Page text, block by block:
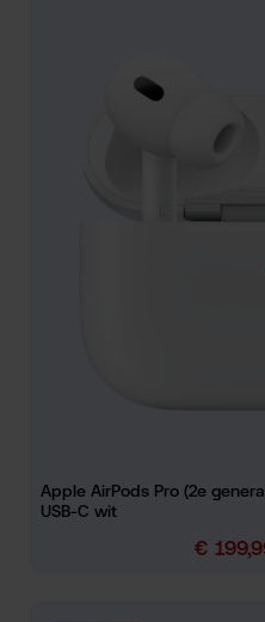
Apple AirPods Pro (2e
USB-C wit
€